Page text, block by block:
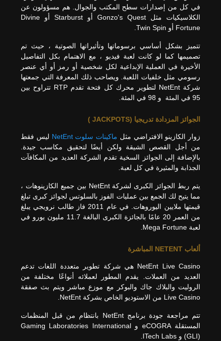
في كل من إصدارات سطح المكتب والجوال. هم مسؤولون عن
الكلاسيكيات مثل Gonzo's Quest أو Starburst أو Divine
Fortune أو Twin Spin.
تتميز بشكل أساسي برسوماتها وتأثيراتها الصوتية ، حيث تم
تصميمها كما لو كانت لعبة فيديو ، مع الاهتمام بكل التفاصيل
الأخيرة في العملية الإبداعية لكل شخصية أو رمز أو أي عنصر
رسومي مثل خلفيات اللعبة. ويصاحب ذلك المعرفة التي جمعتها
شركة NetEnt لتطوير محرك كل فتحة تقدم RTP تتراوح بين
95 في المئة و 98 في المئة.
الجوائز المزدادة تدريجيا (JACKPOTS )
زوار الكازينو الافتراضي مثل ماكينات سلوت NetEnt
ليس فقط
من أجل القصص الشيقة ولكن أيضًا لتحقيق مكاسب جيدة.
بالإضافة إلى الجوائز السخية تقدم الشركة العديد من المكافآت
الجذابة والمثيرة في كل لعبة.
يتم ربط الجوائز الكبرى لشركة NetEnt بين جميع الكازينوهات ،
مما يتيح لك الجمع بين عمليات الفوز بالسلوتس لجوائز كبرى تبلغ
قيمتها ملايين اليوروهات. في عام 2011 فاز طالب نرويجي يبلغ
من العمر 20 عامًا بالجائزة الكبرى البالغة 11.7 مليون يورو في
لعبة Mega Fortune.
ألعاب NETENT المباشرة
NetEnt Live Casino هي شركة تطوير متعددة اللغات تدعم
العديد من العملات. يقدم المطور لعملائه أنواعًا مختلفة من
الروليت والبلاك جاك والبوكر مع موزع مباشر ويتم بث صفقة
Live Casino من الاستوديو الخاص بشركة NetEnt.
تتم مراجعة جودة برنامج NetEnt بانتظام من قبل المنظمات
المستقلة eCOGRA و Gaming Laboratories International
(GLI) و ITech Labs.